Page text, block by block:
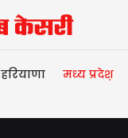
हरियाणा मध्य प्रदेश़